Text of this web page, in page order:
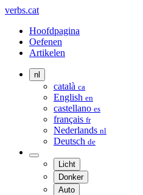
verbs.cat
Hoofdpagina
Oefenen
Artikelen
nl
català ca
English en
castellano es
français fr
Nederlands nl
Deutsch de
Licht
Donker
Auto